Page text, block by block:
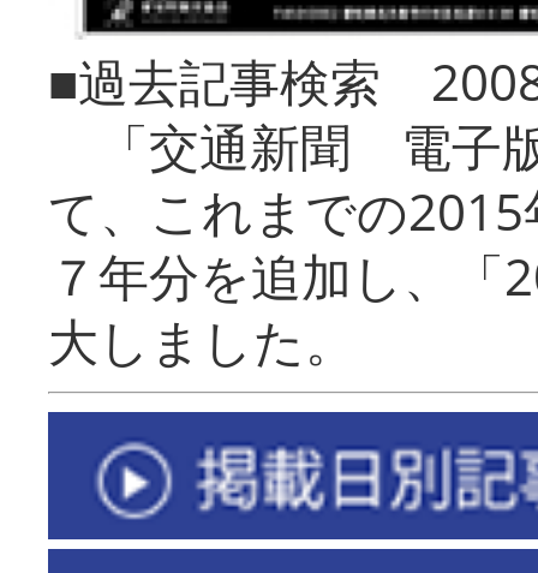
■過去記事検索
「交通新聞 電子
て、これまでの
７年分を追加し、「
大しまし